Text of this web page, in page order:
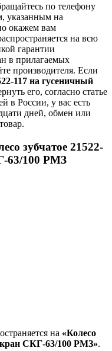
по телефону
указанным на
окажем вам
на всю
гарантии
в прилагаемых
производителя. Если
117 на гусеничный
его, согласно статье
в России, у вас есть
дней, обмен или
зубчатое 21522-
63/100 РМЗ
на «Колесо
кран СКГ-63/100 РМЗ».